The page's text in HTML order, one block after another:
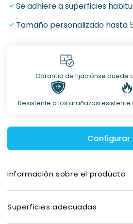
Se adhiere a superficies
Tamaño personalizado hasta
Garantía de fijaciónse puede
Resistente a los arañazosresistente
Configurar
Información sobre el producto
Mate premium: 0,40 mm
Óptica de vidrio: 0,80 mm
Superficies adecuadas